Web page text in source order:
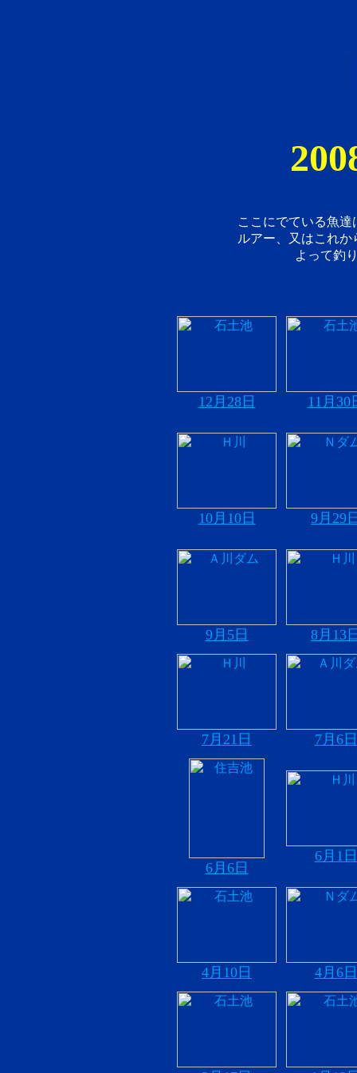
ここにでている魚
ルアー、又はこれ
よって釣
12月28日 11月30
10月10日 9月29
9月5日 8月13
7月21日 7月6日
6月6日
6月1日
4月10日 4月6日